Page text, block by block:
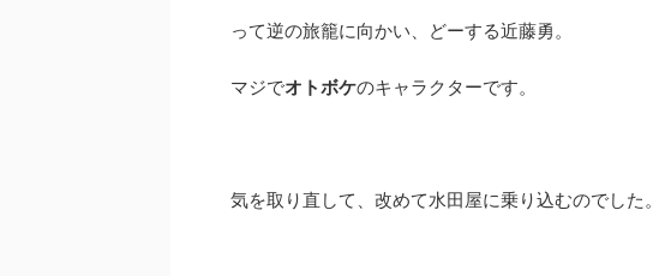
って逆の旅籠に向かい、どーする近藤勇。
マジでオトボケのキャラクターです。
気を取り直して、改めて水田屋に乗り込むのでした。